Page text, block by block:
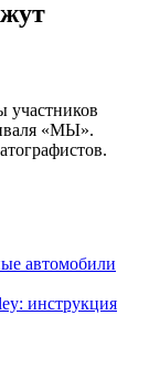
участников
«МЫ».
автомобили
инструкция